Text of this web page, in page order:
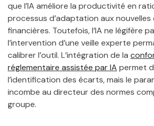
que l’IA améliore la productivité en
processus d’adaptation aux nouvelles
financières. Toutefois, l’IA ne légifère
l’intervention d’une veille experte
calibrer l’outil. L’intégration de la
réglementaire assistée par IA permet
l’identification des écarts, mais le
incombe au directeur des normes
groupe.